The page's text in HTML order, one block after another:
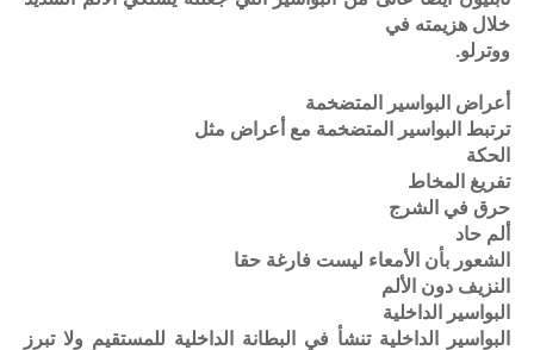
خلال هزيمته في
ووترلو.
أعراض البواسير المتضخمة
ترتبط البواسير المتضخمة مع أعراض مثل
الحكة
تفريغ المخاط
حرق في الشرج
ألم حاد
الشعور بأن الأمعاء ليست فارغة حقا
النزيف دون الألم
البواسير الداخلية
البواسير الداخلية تنشأ في البطانة الداخلية للمستقيم ولا تبرز